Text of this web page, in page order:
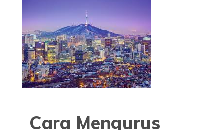
Cara Mengurus